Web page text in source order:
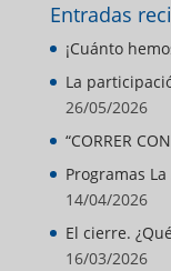
Entradas
¡Cuánto
La
26/05/2026
“CORRER
Programas
14/04/2026
El cierre.
16/03/2026